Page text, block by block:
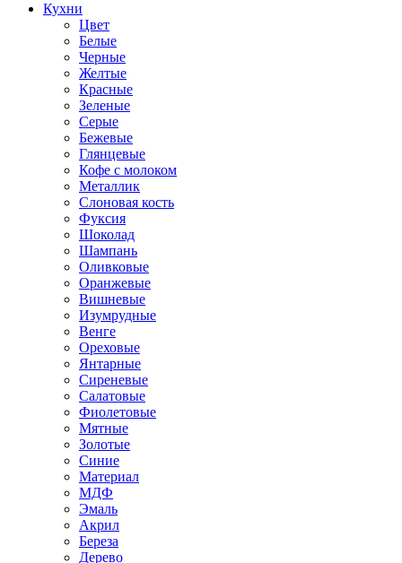
Кухни
Цвет
Белые
Черные
Желтые
Красные
Зеленые
Серые
Бежевые
Глянцевые
Кофе с молоком
Металлик
Слоновая кость
Фуксия
Шоколад
Шампань
Оливковые
Оранжевые
Вишневые
Изумрудные
Венге
Ореховые
Янтарные
Сиреневые
Салатовые
Фиолетовые
Мятные
Золотые
Синие
Материал
МДФ
Эмаль
Акрил
Береза
Дерево